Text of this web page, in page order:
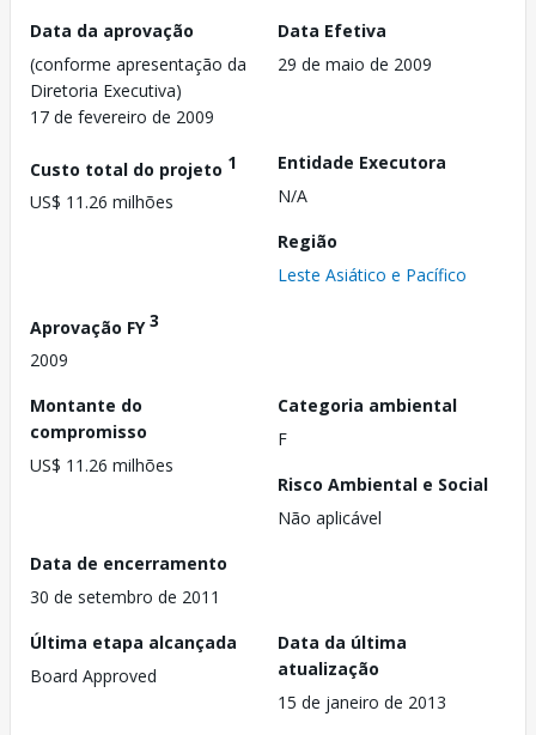
Data da aprovação
(conforme apresentação da
Diretoria Executiva)
17 de fevereiro de 2009
Data Efetiva
29 de maio de 2009
Custo total do projeto 1
US$ 11.26 milhões
Entidade Executora
N/A
Região
Leste Asiático e Pacífico
Aprovação FY3
2009
Montante do
compromisso
US$ 11.26 milhões
Categoria ambiental
F
Risco Ambiental e Social
Não aplicável
Data de encerramento
30 de setembro de 2011
Última etapa alcançada
Board Approved
Data da última
atualização
15 de janeiro de 2013